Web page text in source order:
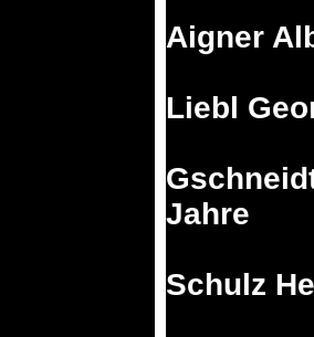
Aigner
Liebl
Jahre
Schulz